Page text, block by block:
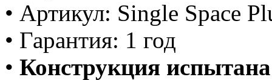
• Артикул: Single Space
• Гарантия: 1 год
• Конструкция